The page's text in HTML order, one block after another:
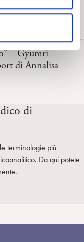
e 14/09/2025.
– Gyumri
di Annalisa
di
terminologie più
Da qui potete